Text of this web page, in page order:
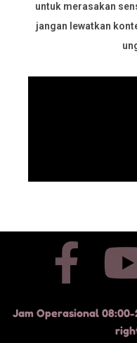
untuk merasakan
jangan lewatkan
Jam Operasional